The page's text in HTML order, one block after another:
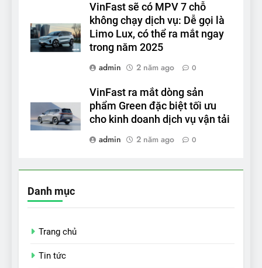
VinFast sẽ có MPV 7 chỗ
không chạy dịch vụ: Dễ gọi là
Limo Lux, có thể ra mắt ngay
trong năm 2025
admin
2 năm ago 0
VinFast ra mắt dòng sản
phẩm Green đặc biệt tối ưu
cho kinh doanh dịch vụ vận tải
admin
2 năm ago 0
Danh mục
Trang chủ
Tin tức